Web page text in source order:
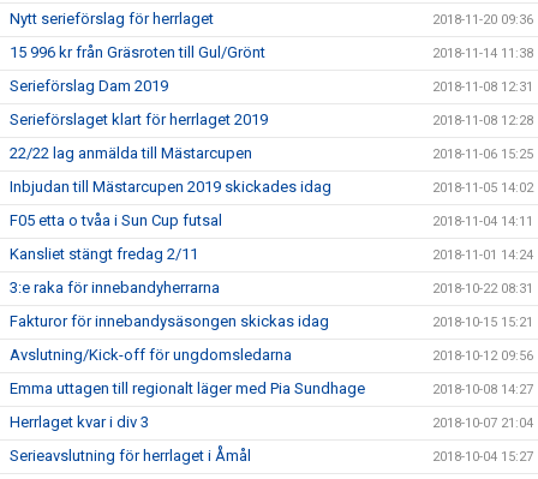
Nytt serieförslag för herrlaget 2018-11-20 09:36
15 996 kr från Gräsroten till Gul/Grönt 2018-11-14 11:38
Serieförslag Dam 2019 2018-11-08 12:31
Serieförslaget klart för herrlaget 2019 2018-11-08 12:28
22/22 lag anmälda till Mästarcupen 2018-11-06 15:25
Inbjudan till Mästarcupen 2019 skickades idag 2018-11-05 14:02
F05 etta o tvåa i Sun Cup futsal 2018-11-04 14:11
Kansliet stängt fredag 2/11 2018-11-01 14:24
3:e raka för innebandyherrarna 2018-10-22 08:31
Fakturor för innebandysäsongen skickas idag 2018-10-15 15:21
Avslutning/Kick-off för ungdomsledarna 2018-10-12 09:56
Emma uttagen till regionalt läger med Pia Sundhage 2018-10-08 14:27
Herrlaget kvar i div 3 2018-10-07 21:04
Serieavslutning för herrlaget i Åmål 2018-10-04 15:27